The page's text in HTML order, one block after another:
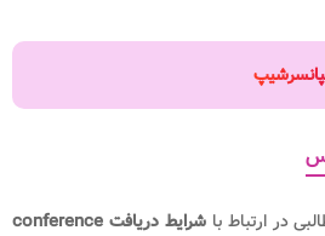
در ارتباط با
شرایط دریافت conference